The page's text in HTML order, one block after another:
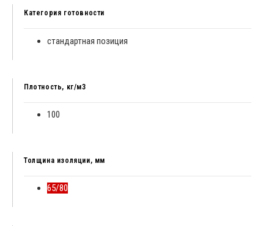
Категория готовности
стандартная позиция
Плотность, кг/м3
100
Толщина изоляции, мм
65/80